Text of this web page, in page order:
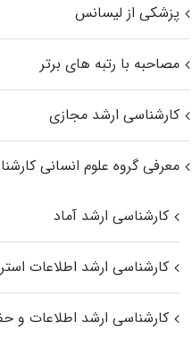
پزشکی از لیسانس
مصاحبه با رتبه های برتر
کارشناسی ارشد مجازی
معرفی گروه علوم انسانی
کارشناسی ارشد آماد
کارشناسی ارشد اطلاعات
کارشناسی ارشد اطلاعات و